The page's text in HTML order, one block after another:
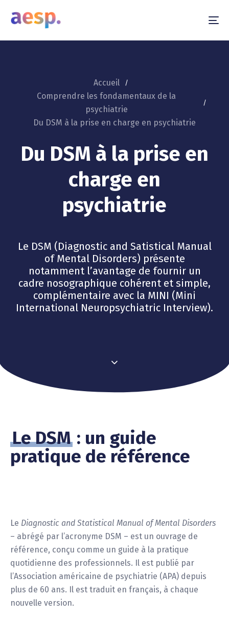
Accueil
Comprendre les fondamentaux de la
psychiatrie
Du DSM à la prise en charge en psychiatrie
Du DSM à la prise en
charge en
psychiatrie
Le DSM (Diagnostic and Satistical Manual
of Mental Disorders) présente
notamment l’avantage de fournir un
cadre nosographique cohérent et simple,
complémentaire avec la MINI (Mini
International Neuropsychiatric Interview).
Le DSM : un guide
pratique de référence
Le Diagnostic and Statistical Manual of Mental Disorders
– abrégé par l’acronyme DSM – est un ouvrage de
référence, conçu comme un guide à la pratique
quotidienne des professionnels. Il est publié par
l’Association américaine de psychiatrie (APA) depuis
plus de 60 ans. Il est traduit en français, à chaque
nouvelle version.